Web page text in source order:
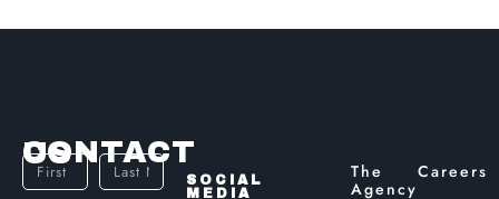
CONTACT US
SOCIAL
MEDIA
The
Agency
Careers